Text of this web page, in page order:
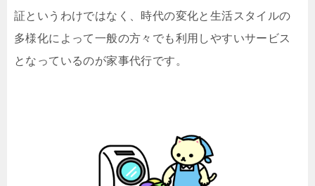
証というわけではなく、時代の変化と生活スタイルの
多様化によって一般の方々でも利用しやすいサービス
となっているのが家事代行です。